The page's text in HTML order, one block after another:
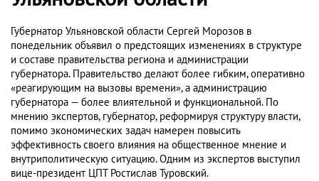
Губернатор Ульяновской области Сергей Морозов в
понедельник объявил о предстоящих изменениях в структуре
и составе правительства региона и администрации
губернатора. Правительство делают более гибким, оперативно
«реагирующим на вызовы времени», а администрацию
губернатора — более влиятельной и функциональной. По
мнению экспертов, губернатор, реформируя структуру власти,
помимо экономических задач намерен повысить
эффективность своего влияния на общественное мнение и
внутриполитическую ситуацию. Одним из экспертов выступил
вице-президент ЦПТ Ростислав Туровский.